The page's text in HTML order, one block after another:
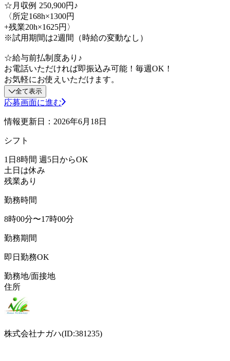
☆月収例 250,900円♪
〈所定168h×1300円
+残業20h×1625円〉
※試用期間は2週間（時給の変動なし）
☆給与前払制度あり♪
お電話いただければ即振込み可能！毎週OK！
お気軽にお使えいただけます。
全て表示
応募画面に進む
情報更新日：2026年6月18日
シフト
1日8時間 週5日からOK
土日は休み
残業あり
勤務時間
8時00分〜17時00分
勤務期間
即日勤務OK
勤務地/面接地
住所
株式会社ナガハ(ID:381235)